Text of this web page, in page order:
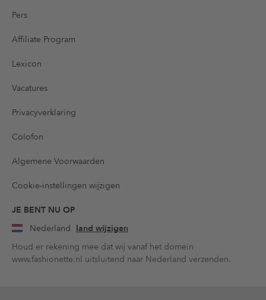
Pers
Affiliate Program
Lexicon
Vacatures
Privacyverklaring
Colofon
Algemene Voorwaarden
Cookie-instellingen wijzigen
JE BENT NU OP
Nederland land wijzigen
Houd er rekening mee dat wij vanaf het domein
www.fashionette.nl uitsluitend naar Nederland verzenden.